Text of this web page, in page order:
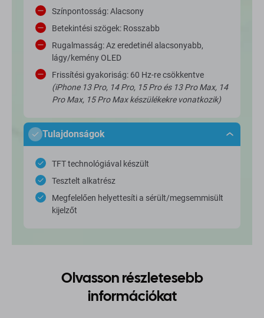
Színpontosság: Alacsony
Betekintési szögek: Rosszabb
Rugalmasság: Az eredetinél alacsonyabb,
lágy/kemény OLED
Frissítési gyakoriság: 60 Hz-re csökkentve
(iPhone 13 Pro, 14 Pro, 15 Pro és 13 Pro Max, 14
Pro Max, 15 Pro Max készülékekre vonatkozik)
Tulajdonságok
TFT technológiával készült
Tesztelt alkatrész
Megfelelően helyettesíti a sérült/megsemmisült
kijelzőt
Olvasson részletesebb
információkat